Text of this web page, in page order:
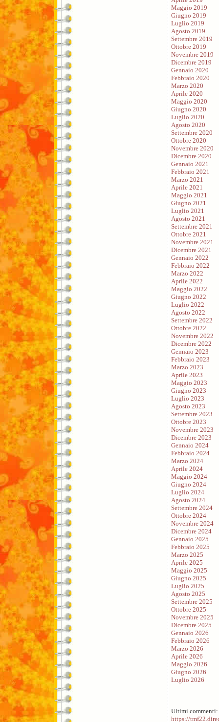
Maggio 2019
Giugno 2019
Luglio 2019
Agosto 2019
Settembre 2019
Ottobre 2019
Novembre 2019
Dicembre 2019
Gennaio 2020
Febbraio 2020
Marzo 2020
Aprile 2020
Maggio 2020
Giugno 2020
Luglio 2020
Agosto 2020
Settembre 2020
Ottobre 2020
Novembre 2020
Dicembre 2020
Gennaio 2021
Febbraio 2021
Marzo 2021
Aprile 2021
Maggio 2021
Giugno 2021
Luglio 2021
Agosto 2021
Settembre 2021
Ottobre 2021
Novembre 2021
Dicembre 2021
Gennaio 2022
Febbraio 2022
Marzo 2022
Aprile 2022
Maggio 2022
Giugno 2022
Luglio 2022
Agosto 2022
Settembre 2022
Ottobre 2022
Novembre 2022
Dicembre 2022
Gennaio 2023
Febbraio 2023
Marzo 2023
Aprile 2023
Maggio 2023
Giugno 2023
Luglio 2023
Agosto 2023
Settembre 2023
Ottobre 2023
Novembre 2023
Dicembre 2023
Gennaio 2024
Febbraio 2024
Marzo 2024
Aprile 2024
Maggio 2024
Giugno 2024
Luglio 2024
Agosto 2024
Settembre 2024
Ottobre 2024
Novembre 2024
Dicembre 2024
Gennaio 2025
Febbraio 2025
Marzo 2025
Aprile 2025
Maggio 2025
Giugno 2025
Luglio 2025
Agosto 2025
Settembre 2025
Ottobre 2025
Novembre 2025
Dicembre 2025
Gennaio 2026
Febbraio 2026
Marzo 2026
Aprile 2026
Maggio 2026
Giugno 2026
Luglio 2026
Ultimi commenti:
https://